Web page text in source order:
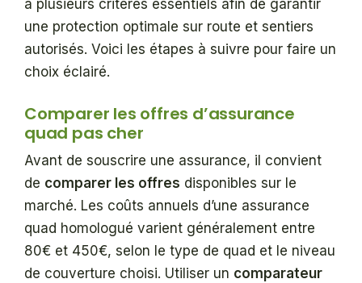
à plusieurs critères essentiels afin de garantir
une protection optimale sur route et sentiers
autorisés. Voici les étapes à suivre pour faire un
choix éclairé.
Comparer les offres d’assurance
quad pas cher
Avant de souscrire une assurance, il convient
de comparer les offres disponibles sur le
marché. Les coûts annuels d’une assurance
quad homologué varient généralement entre
80€ et 450€, selon le type de quad et le niveau
de couverture choisi. Utiliser un comparateur